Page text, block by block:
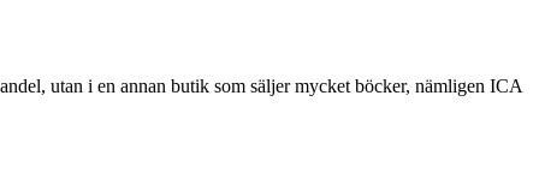
utan i en annan butik som säljer mycket böcker, nämligen ICA